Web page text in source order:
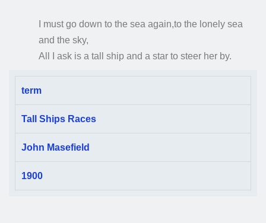
I must go down to the sea again,to the lonely sea
and the sky,
All I ask is a tall ship and a star to steer her by.
term
Tall Ships Races
John Masefield
1900